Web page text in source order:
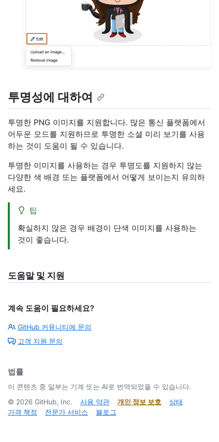
투명성에 대하여
투명한 PNG 이미지를 지원합니다. 많은 통신 플랫폼에서
어두운 모드를 지원하므로 투명한 소셜 미리 보기를 사용
하는 것이 도움이 될 수 있습니다.
투명한 이미지를 사용하는 경우 투명도를 지원하지 않는
다양한 색 배경 또는 플랫폼에서 어떻게 보이는지 유의하
세요.
팁
확실하지 않은 경우 배경이 단색 이미지를 사용하는
것이 좋습니다.
도움말 및 지원
계속 도움이 필요하세요?
GitHub 커뮤니티에 문의
고객 지원 문의
법률
이 콘텐츠 중 일부는 기계 또는 AI로 번역되었을 수 있습니다.
© 2026 GitHub, Inc. 사용 약관 개인 정보 보호
상태
가격 책정
전문가 서비스 블로그